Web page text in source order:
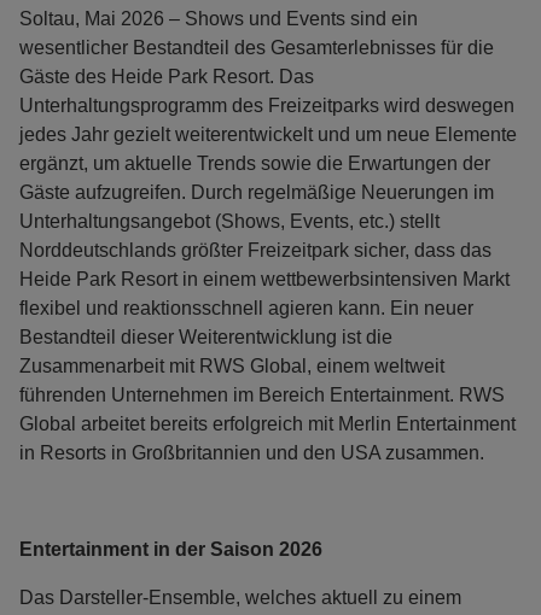
Soltau, Mai 2026 – Shows und Events sind ein
wesentlicher Bestandteil des Gesamterlebnisses für die
Gäste des Heide Park Resort. Das
Unterhaltungsprogramm des Freizeitparks wird deswegen
jedes Jahr gezielt weiterentwickelt und um neue Elemente
ergänzt, um aktuelle Trends sowie die Erwartungen der
Gäste aufzugreifen. Durch regelmäßige Neuerungen im
Unterhaltungsangebot (Shows, Events, etc.) stellt
Norddeutschlands größter Freizeitpark sicher, dass das
Heide Park Resort in einem wettbewerbsintensiven Markt
flexibel und reaktionsschnell agieren kann. Ein neuer
Bestandteil dieser Weiterentwicklung ist die
Zusammenarbeit mit RWS Global, einem weltweit
führenden Unternehmen im Bereich Entertainment. RWS
Global arbeitet bereits erfolgreich mit Merlin Entertainment
in Resorts in Großbritannien und den USA zusammen.
Entertainment in der Saison 2026
Das Darsteller-Ensemble, welches aktuell zu einem